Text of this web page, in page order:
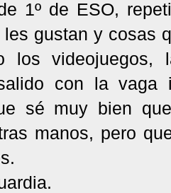
1º de ESO,
gustan y cosas
los videojuegos,
con la vaga
sé muy bien
manos, pero